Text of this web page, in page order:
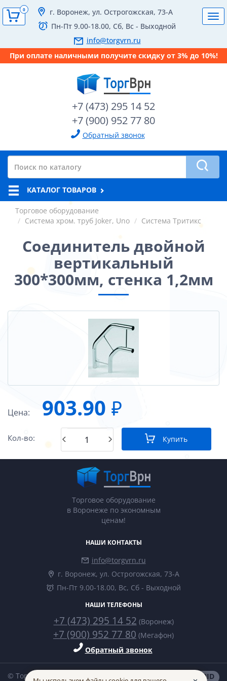
г. Воронеж, ул. Острогожская, 73-А
Пн-Пт 9.00-18.00, Сб, Вс - Выходной
info@torgvrn.ru
При оплате наличными получите скидку от 3% до 10%!
+7 (473) 295 14 52
+7 (900) 952 77 80
Обратный звонок
0
КАТАЛОГ ТОВАРОВ
Торговое оборудование
Система хром. труб Joker, Uno
Система Тритикс
Соединитель двойной
вертикальный
300*300мм, стенка 1,2мм
Цена: 903.90 ₽
Кол-во: Купить
Торговое оборудование
в Воронеже по экономным
ценам!
НАШИ КОНТАКТЫ
info@torgvrn.ru
г. Воронеж, ул. Острогожская, 73-А
Пн-Пт 9.00-18.00, Вс, Сб - Выходной
НАШИ ТЕЛЕФОНЫ
+7 (473) 295 14 52 (Воронеж)
+7 (900) 952 77 80 (Мегафон)
Обратный звонок
INTRID
© ТоргВрн 2014-2026